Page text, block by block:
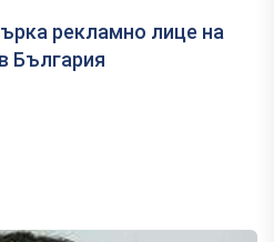
рекламно лице на
България